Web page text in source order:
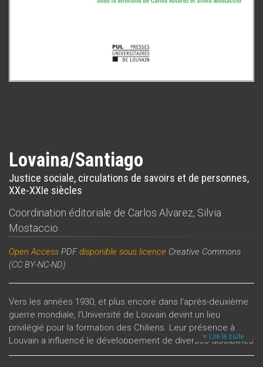
Lovaina/Santiago
Justice sociale, circulations de savoirs et de personnes,
XXe-XXIe siècles
Coordination éditoriale de Carlos Alvarez, Silvia
Mostaccio
Open Access PDFdisponible sous licence Creative Commons
(CC BY-NC-ND)
Vers les années 1930, et plus encore dans l'après-deuxième
guerre mondiale, l’Université de Louvain devint un lieu
privilégié pour la formation des Chiliens. Leur présence à
Louvain a influencé le développement de diverses disciplines
telles que la théologie, la sociologie, l’économie et la
Lire la suite